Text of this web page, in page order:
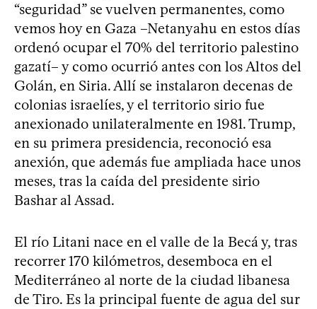
“seguridad” se vuelven permanentes, como
vemos hoy en Gaza –Netanyahu en estos días
ordenó ocupar el 70% del territorio palestino
gazatí– y como ocurrió antes con los Altos del
Golán, en Siria. Allí se instalaron decenas de
colonias israelíes, y el territorio sirio fue
anexionado unilateralmente en 1981. Trump,
en su primera presidencia, reconoció esa
anexión, que además fue ampliada hace unos
meses, tras la caída del presidente sirio
Bashar al Assad.
El río Litani nace en el valle de la Becá y, tras
recorrer 170 kilómetros, desemboca en el
Mediterráneo al norte de la ciudad libanesa
de Tiro. Es la principal fuente de agua del sur